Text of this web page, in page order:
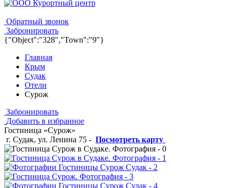
Обратный звонок
Забронировать
{"Object":"328","Town":"9"}
Главная
Крым
Судак
Отели
Сурож
Забронировать
Добавить в избранное
Гостиница «Сурож»
г. Судак, ул. Ленина 75 - Посмотреть карту